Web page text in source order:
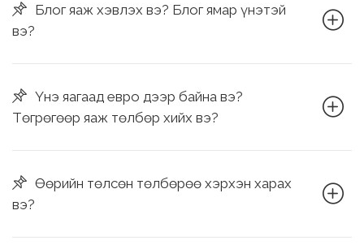
Блог яаж хэвлэх вэ? Блог ямар үнэтэй
вэ?
Үнэ яагаад евро дээр байна вэ?
Төгрөгөөр яаж төлбөр хийх вэ?
Өөрийн төлсөн төлбөрөө хэрхэн харах
вэ?